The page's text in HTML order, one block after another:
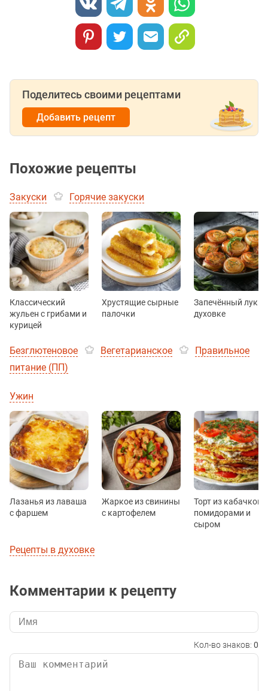
Поделитесь своими рецептами
Добавить рецепт
Похожие рецепты
Закуски Горячие закуски
Классический
жульен с грибами и
курицей
Хрустящие сырные
палочки
Запечённый лук в
духовке
Безглютеновое Вегетарианское
Правильное
питание (ПП)
Ужин
Лазанья из лаваша
с фаршем
Жаркое из свинины
с картофелем
Торт из кабачков с
помидорами и
сыром
Рецепты в духовке
Комментарии к рецепту
Кол-во знаков: 0